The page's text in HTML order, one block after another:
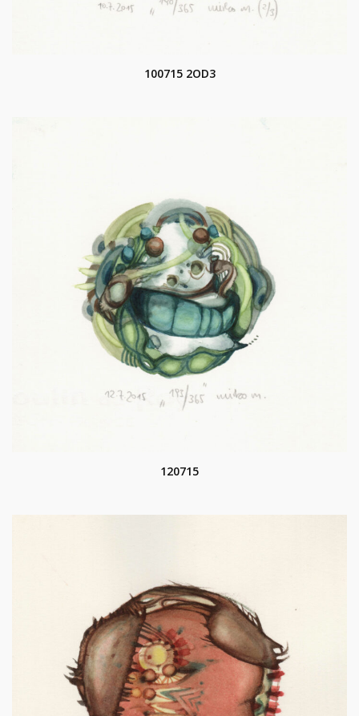
100715 2OD3
120715